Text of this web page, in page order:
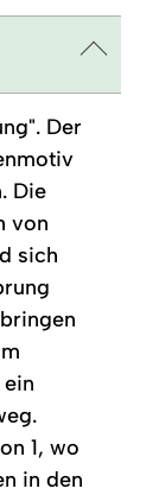
Der
Die
von
sich
1, wo
in den